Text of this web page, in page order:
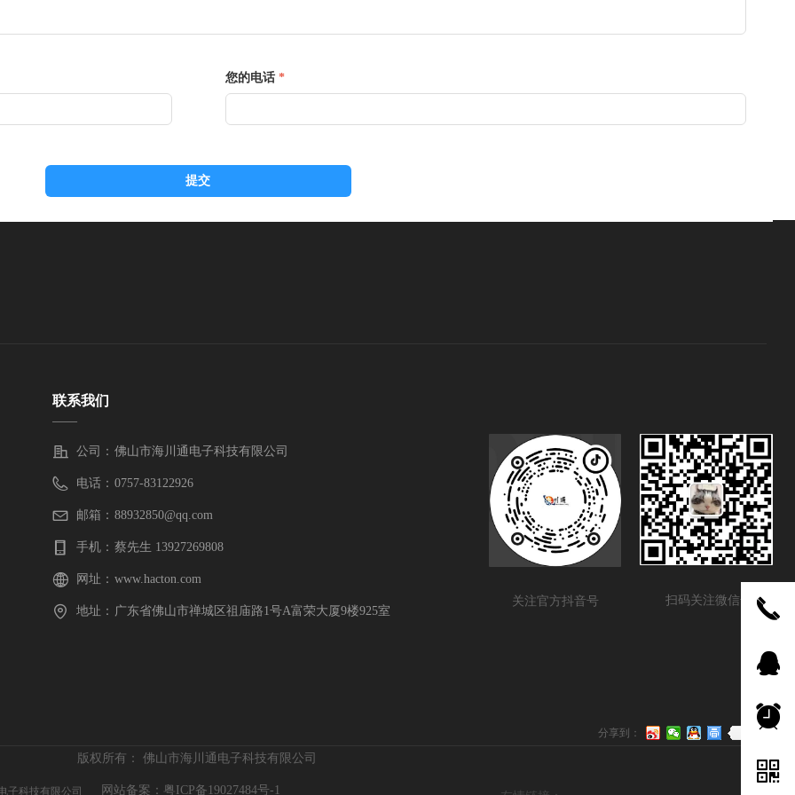
您的电话 *
提交
关注官方抖音号 扫码关注微信号
联系我们
——
公司： 佛山市海川通电子科技有限公司
电话： 0757-83122926
邮箱： 88932850@qq.com
手机： 蔡先生 13927269808
网址： www.hacton.com
地址： 广东省佛山市禅城区祖庙路1号A富荣大厦9楼925室
分享到：
子科技有限公司
版权所有： 佛山市海川通电子科技有限公司
网站备案：粤ICP备19027484号-1
끅
뀩
뀥
낃